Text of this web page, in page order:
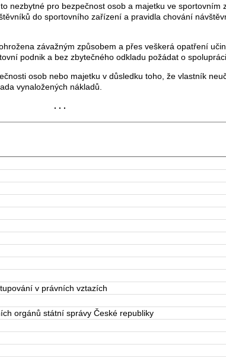
pro bezpečnost osob a majetku ve sportovním
do sportovního zařízení a pravidla chování
závažným způsobem a přes veškerá opatření
podnik a bez zbytečného odkladu požádat o
osob nebo majetku v důsledku toho, že vlastník
vynaložených nákladů.
. . .
v právních vztazích
orgánů státní správy České republiky